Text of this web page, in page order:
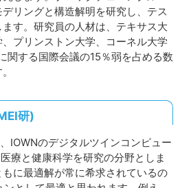
リングと構造解明を研究し、テス
す。研究員の人材は、テキサス大
プリンストン大学、コーネル大学
関する国際会議の15％弱を占める数
研)
IOWNのデジタルツインコンピュー
療と健康科学を研究の分野としま
に最適解が常に希求されているの